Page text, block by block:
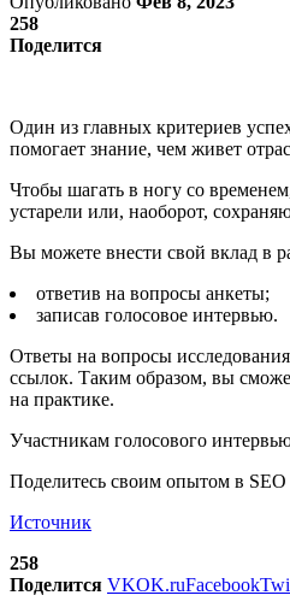
258
Поделится
Один из главных критериев
помогает знание, чем живет
Чтобы шагать в ногу со
устарели или, наоборот,
Вы можете внести свой вклад в
ответив на вопросы анкеты;
записав голосовое интервью.
Ответы на вопросы
ссылок. Таким образом, вы
на практике.
Участникам голосового
Поделитесь своим опытом в
Источник
258
Поделится VKOK.ruFacebook